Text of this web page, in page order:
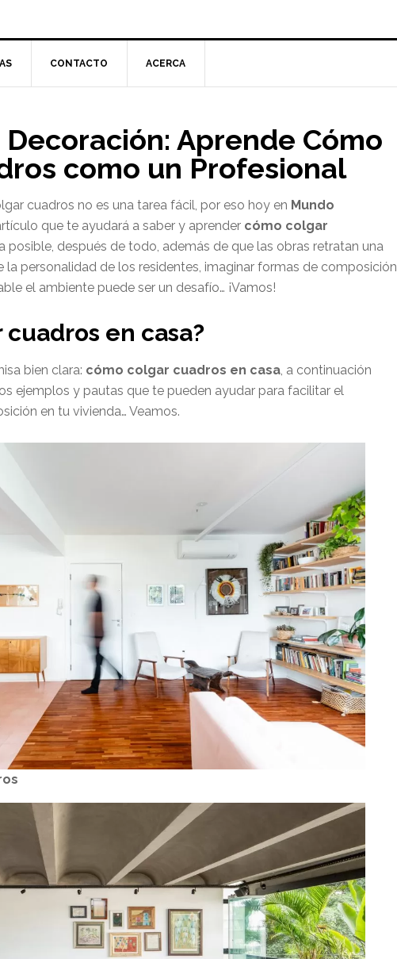
CONTACTO ACERCA
Aprende Cómo
como un Profesional
cuadros no es una tarea fácil, por eso hoy en Mundo
que te ayudará a saber y aprender cómo colgar
posible, después de todo, además de que las obras retratan una
la personalidad de los residentes, imaginar formas de composición
el ambiente puede ser un desafío… ¡Vamos!
en casa?
bien clara: cómo colgar cuadros en casa, a continuación
ejemplos y pautas que te pueden ayudar para facilitar el
en tu vivienda… Veamos.